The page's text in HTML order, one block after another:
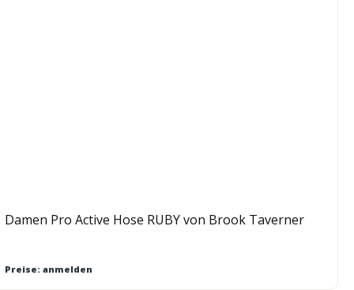
Damen Pro Active Hose RUBY von Brook Taverner
Preise: anmelden